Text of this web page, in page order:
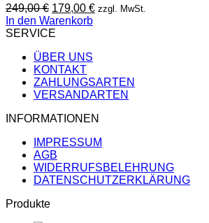
249,00€ Ursprünglicher
Preis
war:
179,00 €Aktueller
zzgl. MwSt.
In den Warenkorb
SERVICE
ÜBER UNS
KONTAKT
ZAHLUNGSARTEN
VERSANDARTEN
INFORMATIONEN
IMPRESSUM
AGB
WIDERRUFSBELEHRUNG
DATENSCHUTZERKLÄRUNG
Produkte